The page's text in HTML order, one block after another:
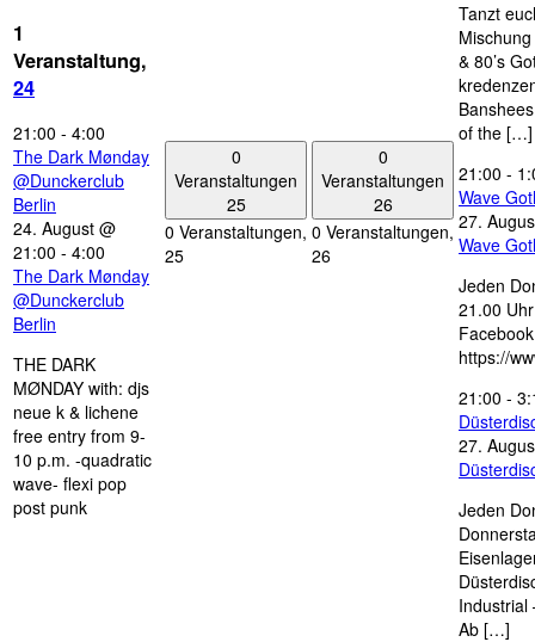
1
Veranstaltung,
24
21:00 - 4:00
The Dark Mønday
@Dunckerclub
Berlin
24. August @
21:00 - 4:00
The Dark Mønday
@Dunckerclub
Berlin
THE DARK
MØNDAY with: djs
neue k & lichene
free entry from 9-
10 p.m. -quadratic
wave- flexi pop
post punk
0
Veranstaltungen
25
0 Veranstaltungen,
25
0
Veranstaltungen
26
0 Veranstaltungen,
26
Tanzt
& 80’s
of the […]
21:00 -
Wave
27.
Wave
Jeden
21.00
https://
21:00 -
27.
Jeden
Industrial
Ab […]